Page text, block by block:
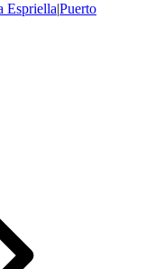
Espriella|Puerto